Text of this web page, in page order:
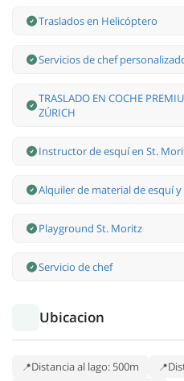
Traslados en Helicóptero
Servicios de chef
TRASLADO EN COCHE
ZÚRICH
Instructor de esquí en St.
Alquiler de material de esquí
Playground St. Moritz
Servicio de chef
Ubicacion
Distancia al lago: 500m